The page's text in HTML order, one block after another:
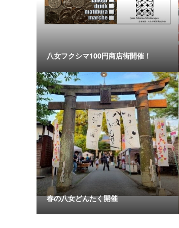
八女フクシマ100円商店街開催！
春の八女どんたく開催